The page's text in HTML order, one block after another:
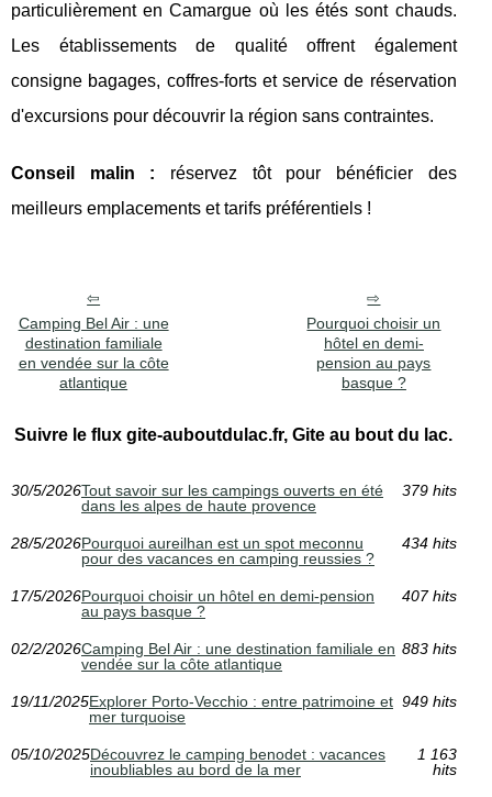
particulièrement en Camargue où les étés sont chauds.
Les établissements de qualité offrent également
consigne bagages, coffres-forts et service de réservation
d'excursions pour découvrir la région sans contraintes.
Conseil malin : réservez tôt pour bénéficier des
meilleurs emplacements et tarifs préférentiels !
Camping Bel Air : une
destination familiale
en vendée sur la côte
atlantique
Pourquoi choisir un
hôtel en demi-
pension au pays
basque ?
Suivre le flux gite-auboutdulac.fr, Gite au bout du lac.
30/5/2026Tout savoir sur les campings ouverts en été
dans les alpes de haute provence
379 hits
28/5/2026Pourquoi aureilhan est un spot meconnu
pour des vacances en camping reussies ?
434 hits
17/5/2026Pourquoi choisir un hôtel en demi-pension
au pays basque ?
407 hits
02/2/2026Camping Bel Air : une destination familiale en
vendée sur la côte atlantique
883 hits
19/11/2025Explorer Porto-Vecchio : entre patrimoine et
mer turquoise
949 hits
05/10/2025Découvrez le camping benodet : vacances
inoubliables au bord de la mer
1 163
hits